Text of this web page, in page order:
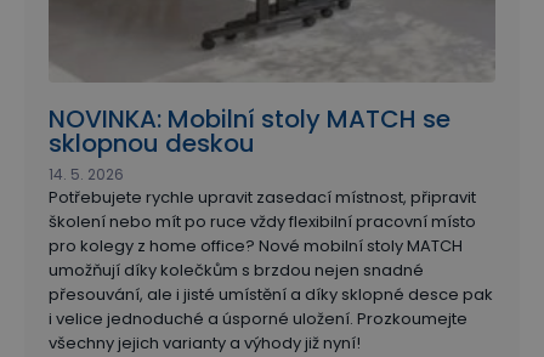
NOVINKA: Mobilní stoly MATCH se
sklopnou deskou
Potřebujete rychle upravit zasedací místnost, připravit
školení nebo mít po ruce vždy flexibilní pracovní místo
pro kolegy z home office? Nové mobilní stoly MATCH
umožňují díky kolečkům s brzdou nejen snadné
přesouvání, ale i jisté umístění a díky sklopné desce pak
i velice jednoduché a úsporné uložení. Prozkoumejte
všechny jejich varianty a výhody již nyní!
14. 5. 2026